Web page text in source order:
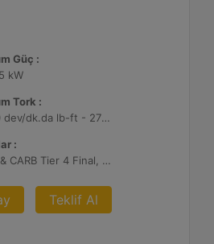
Güç :
kW
Tork :
199 1.600 dev/dk.da lb-ft - 270 1.600 dev/dk.da Nm
:
U.S. EPA & CARB Tier 4 Final, EU Stage V
Teklif Al